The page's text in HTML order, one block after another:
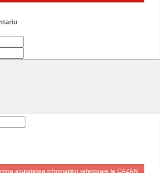
acuratetea informatiilor referitoare la CAZAN